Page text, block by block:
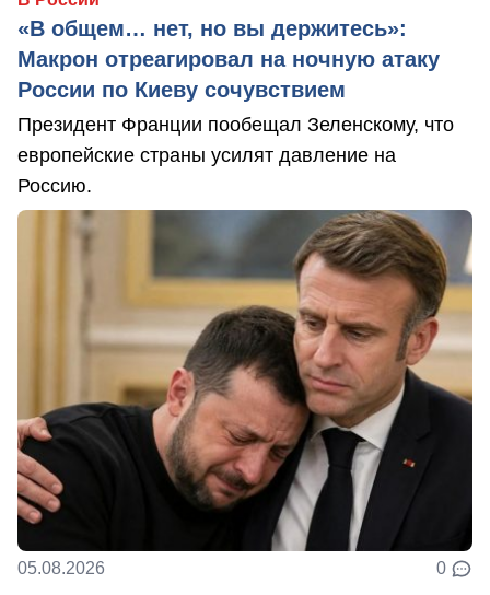
«В общем… нет, но вы держитесь»:
Макрон отреагировал на ночную атаку
России по Киеву сочувствием
Президент Франции пообещал Зеленскому, что
европейские страны усилят давление на
Россию.
05.08.2026 0